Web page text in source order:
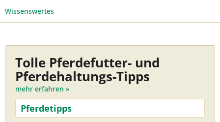
Wissenswertes
Tolle Pferdefutter- und
Pferdehaltungs-Tipps
mehr erfahren »
Pferdetipps